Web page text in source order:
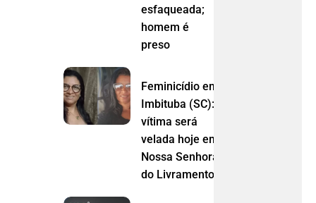
esfaqueada;
homem é
preso
Feminicídio em
Imbituba (SC):
vítima será
velada hoje em
Nossa Senhora
do Livramento (MT)